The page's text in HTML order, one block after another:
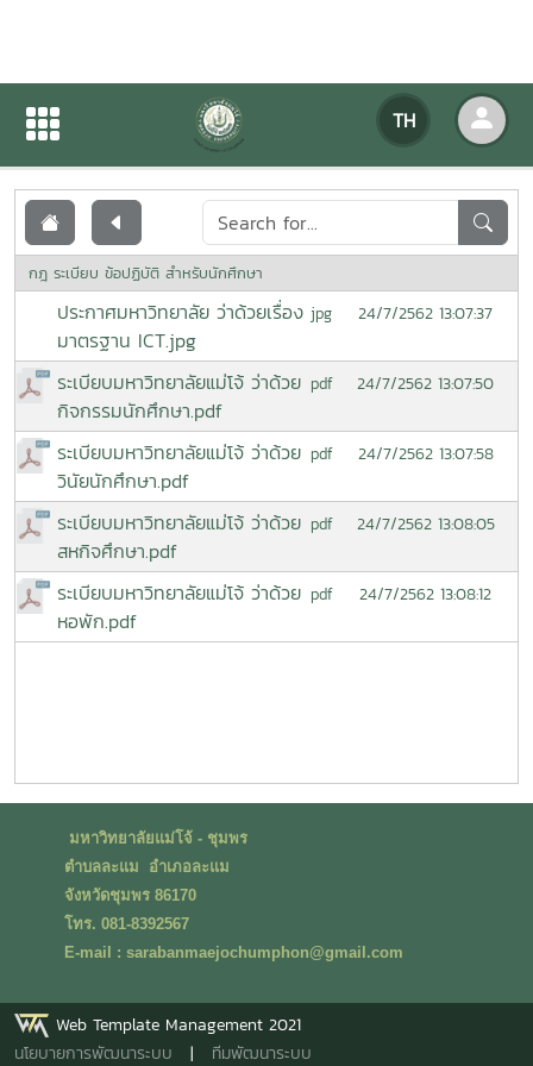
TH
เอกสารเผยแพร่
กฎ ระเบียบ ข้อปฏิบัติ สำหรับนักศึกษา
ประกาศมหาวิทยาลัย ว่าด้วยเรื่อง
มาตรฐาน ICT.jpg
jpg 24/7/2562 13:07:37
ระเบียบมหาวิทยาลัยแม่โจ้ ว่าด้วย
กิจกรรมนักศึกษา.pdf
pdf 24/7/2562 13:07:50
ระเบียบมหาวิทยาลัยแม่โจ้ ว่าด้วย
วินัยนักศึกษา.pdf
pdf 24/7/2562 13:07:58
ระเบียบมหาวิทยาลัยแม่โจ้ ว่าด้วย
สหกิจศึกษา.pdf
pdf 24/7/2562 13:08:05
ระเบียบมหาวิทยาลัยแม่โจ้ ว่าด้วย
หอพัก.pdf
pdf 24/7/2562 13:08:12
มหาวิทยาลัยแม่โจ้ - ชุมพร
ตำบลละแม อำเภอละแม
จังหวัดชุมพร 86170
โทร. 081-8392567
E-mail : sarabanmaejochumphon@gmail.com
Web Template Management 2021
นโยบายการพัฒนาระบบ | ทีมพัฒนาระบบ